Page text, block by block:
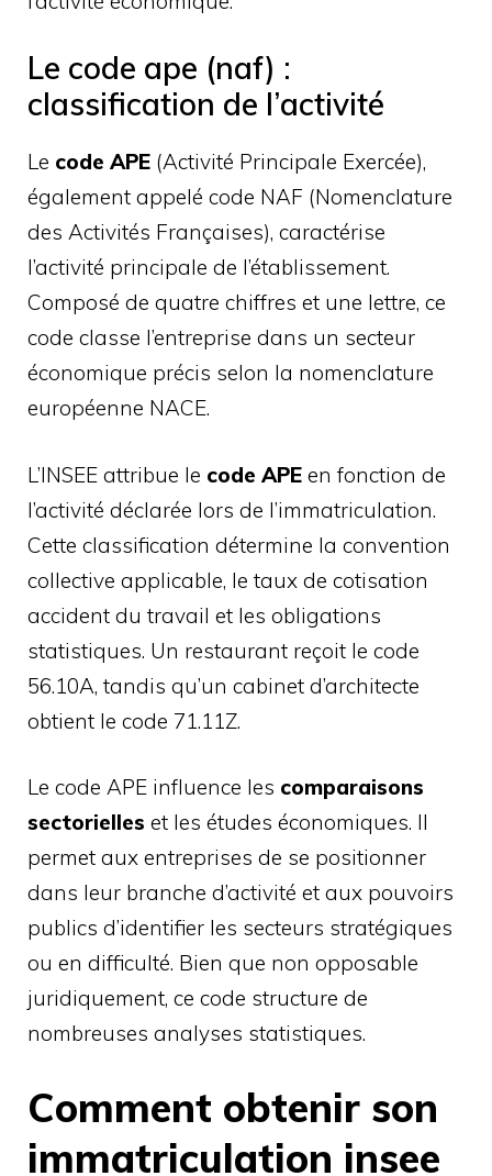
Le code ape (naf) :
classification de l’activité
Le code APE (Activité Principale Exercée),
également appelé code NAF (Nomenclature
des Activités Françaises), caractérise
l’activité principale de l’établissement.
Composé de quatre chiffres et une lettre, ce
code classe l’entreprise dans un secteur
économique précis selon la nomenclature
européenne NACE.
L’INSEE attribue le code APE en fonction de
l’activité déclarée lors de l’immatriculation.
Cette classification détermine la convention
collective applicable, le taux de cotisation
accident du travail et les obligations
statistiques. Un restaurant reçoit le code
56.10A, tandis qu’un cabinet d’architecte
obtient le code 71.11Z.
Le code APE influence les comparaisons
sectorielles et les études économiques. Il
permet aux entreprises de se positionner
dans leur branche d’activité et aux pouvoirs
publics d’identifier les secteurs stratégiques
ou en difficulté. Bien que non opposable
juridiquement, ce code structure de
nombreuses analyses statistiques.
Comment obtenir son
immatriculation insee